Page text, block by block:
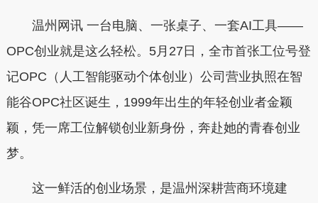
温州网讯 一台电脑、一张桌子、一套AI工具——
OPC创业就是这么轻松。5月27日，全市首张工位号登
记OPC（人工智能驱动个体创业）公司营业执照在智
能谷OPC社区诞生，1999年出生的年轻创业者金颖
颖，凭一席工位解锁创业新身份，奔赴她的青春创业
梦。
这一鲜活的创业场景，是温州深耕营商环境建